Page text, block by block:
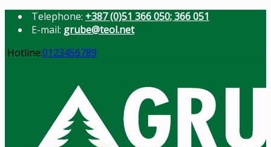
Telephone: +387 (0)51 366 050; 366 051
E-mail: grube@teol.net
Hotline:0123456789